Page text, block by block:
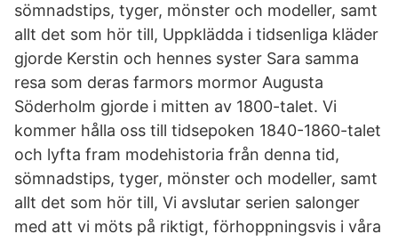
sömnadstips, tyger, mönster och modeller, samt
allt det som hör till, Uppklädda i tidsenliga kläder
gjorde Kerstin och hennes syster Sara samma
resa som deras farmors mormor Augusta
Söderholm gjorde i mitten av 1800-talet. Vi
kommer hålla oss till tidsepoken 1840-1860-talet
och lyfta fram modehistoria från denna tid,
sömnadstips, tyger, mönster och modeller, samt
allt det som hör till, Vi avslutar serien salonger
med att vi möts på riktigt, förhoppningsvis i våra